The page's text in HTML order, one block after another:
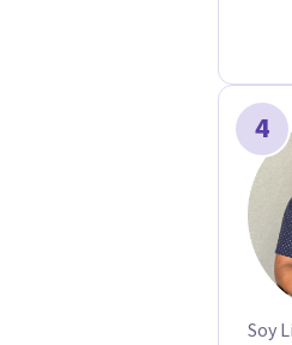
4
Soy